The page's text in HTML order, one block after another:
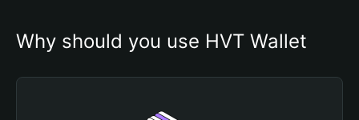
Why should you use HVT Wallet